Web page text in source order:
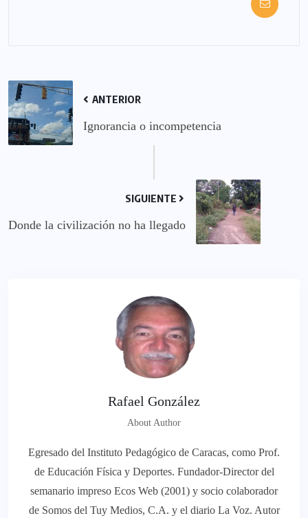
ANTERIOR
Ignorancia o incompetencia
SIGUIENTE
Donde la civilización no ha llegado
Rafael González
About Author
Egresado del Instituto Pedagógico de Caracas, como Prof.
de Educación Física y Deportes. Fundador-Director del
semanario impreso Ecos Web (2001) y socio colaborador
de Somos del Tuy Medios, C.A. y el diario La Voz. Autor